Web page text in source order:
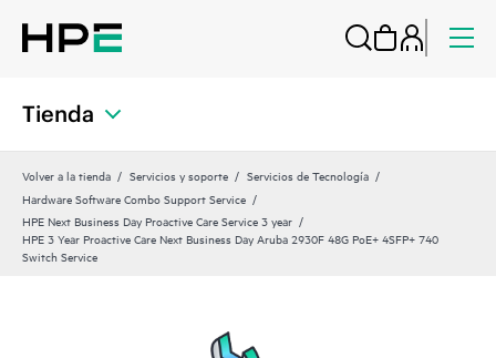
Tienda
Volver a la tienda Servicios y soporte
Servicios de Tecnología
Hardware Software Combo Support Service
HPE Next Business Day Proactive Care Service 3 year
HPE 3 Year Proactive Care Next Business Day Aruba 2930F 48G PoE+ 4SFP+ 740
Switch Service